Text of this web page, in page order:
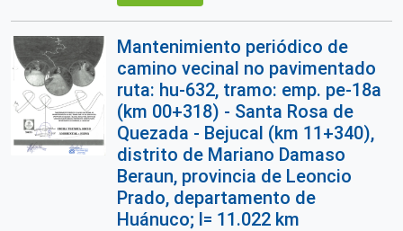
Mantenimiento periódico de
camino vecinal no pavimentado
ruta: hu-632, tramo: emp. pe-18a
(km 00+318) - Santa Rosa de
Quezada - Bejucal (km 11+340),
distrito de Mariano Damaso
Beraun, provincia de Leoncio
Prado, departamento de
Huánuco; l= 11.022 km